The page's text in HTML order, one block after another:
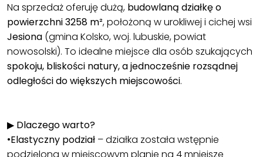
Na sprzedaż oferuję dużą, budowlaną działkę o
powierzchni 3258 m², położoną w urokliwej i cichej wsi
Jesiona (gmina Kolsko, woj. lubuskie, powiat
nowosolski). To idealne miejsce dla osób szukających
spokoju, bliskości natury, a jednocześnie rozsądnej
odległości do większych miejscowości.
▶ Dlaczego warto?
•Elastyczny podział – działka została wstępnie